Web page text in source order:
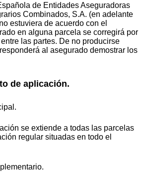
de Entidades Aseguradoras
Combinados, S.A. (en adelante
estuviera de acuerdo con el
en alguna parcela se corregirá por
las partes. De no producirse
al asegurado demostrar los
de aplicación.
se extiende a todas las parcelas
regular situadas en todo el